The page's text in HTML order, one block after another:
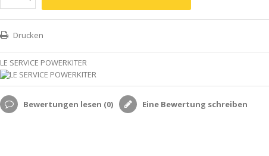
Drucken
LE SERVICE POWERKITER
Bewertungen lesen (0) Eine Bewertung schreiben